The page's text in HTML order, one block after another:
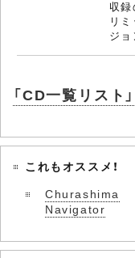
収
リ
ジ
「CD一覧リスト
これもオススメ！
Churashima
Navigator